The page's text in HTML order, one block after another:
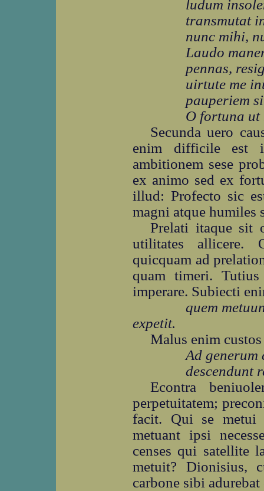
ludum
transmutat
nunc mihi,
Laudo
pennas,
uirtute me
pauperiem
O fortuna ut
Secunda uero
enim difficile est
ambitionem sese
ex animo sed ex
illud: Profecto sic
magni atque humiles
Prelati itaque sit
utilitates allicere.
quicquam ad
quam timeri.
imperare. Subiecti
quem
expetit.
Malus enim
Ad generum
descendunt
Econtra
perpetuitatem;
facit. Qui se metui
metuant ipsi
censes qui satellite
metuit? Dionisius,
carbone sibi